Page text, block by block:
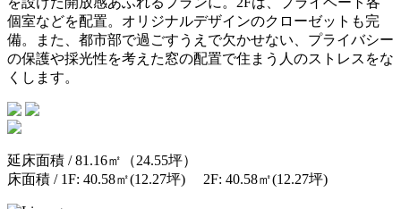
個室などを配置。オリジナルデザインのクローゼットも完
備。また、都市部で過ごすうえで欠かせない、プライバシー
の保護や採光性を考えた窓の配置で住まう人のストレスをな
くします。
延床面積 / 81.16㎡（24.55坪）
床面積 / 1F: 40.58㎡(12.27坪) 2F: 40.58㎡(12.27坪)